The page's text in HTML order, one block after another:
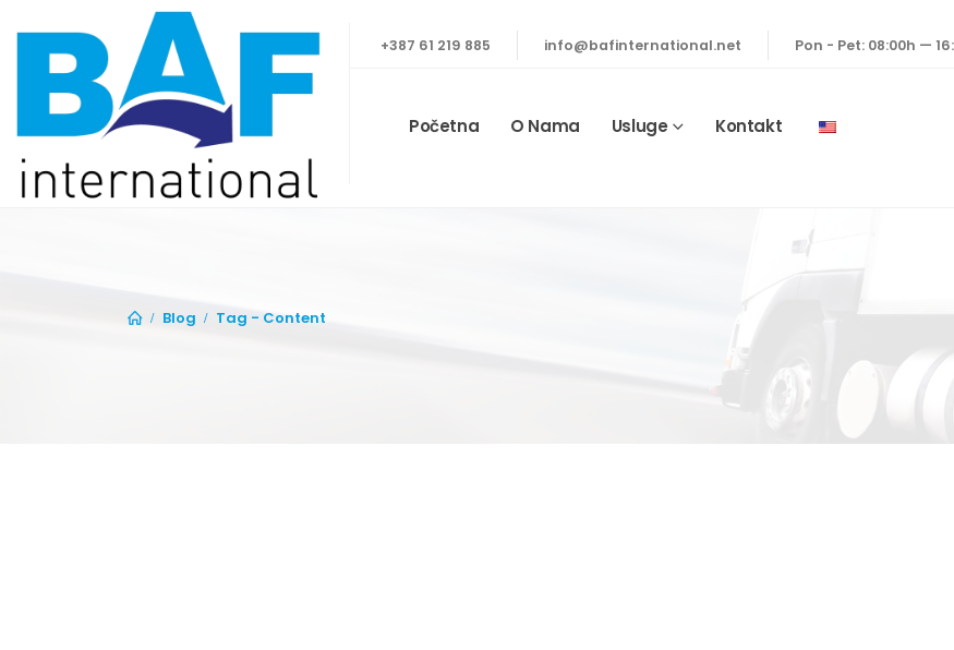
+387 61 219 885 info@bafinternational.net Pon - Pet: 08:00h —
Početna O Nama Usluge Kontakt
Blog Tag - Content